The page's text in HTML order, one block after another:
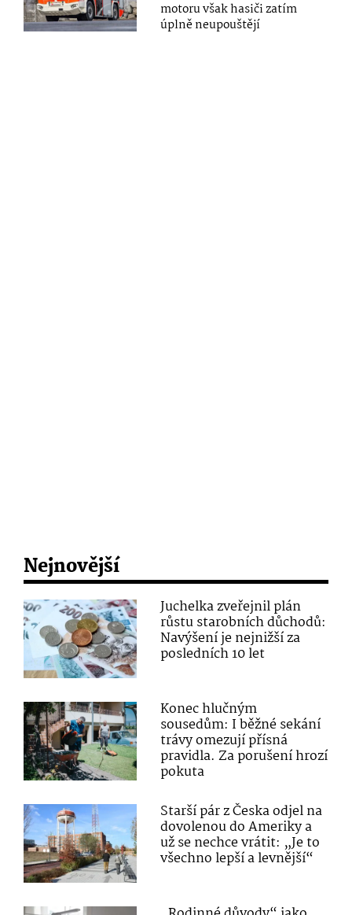
motoru však hasiči zatím
úplně neupouštějí
Nejnovější
Juchelka zveřejnil plán
růstu starobních důchodů:
Navýšení je nejnižší za
posledních 10 let
Konec hlučným
sousedům: I běžné sekání
trávy omezují přísná
pravidla. Za porušení hrozí
pokuta
Starší pár z Česka odjel na
dovolenou do Ameriky a
už se nechce vrátit: „Je to
všechno lepší a levnější“